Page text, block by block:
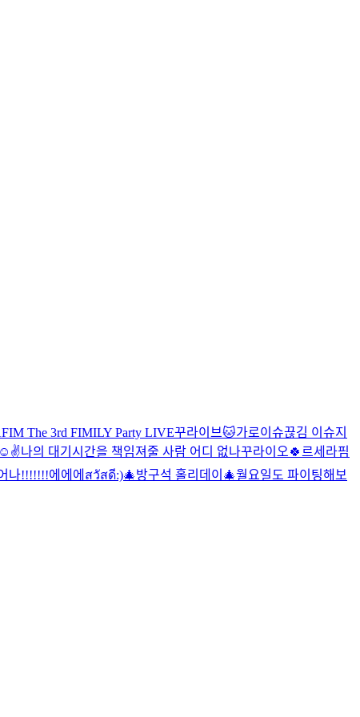
The 3rd FIMILY Party LIVE꾸라이브🐱가로이슈끊김 이슈지
✌️나의 대기시간을 책임져줄 사람 어디 없나꾸라이오 🍀르세라핌
나!!!!!!!에에에 สวัสดี:)🎄방구석 홀리데이🎄월요일도 파이팅해보